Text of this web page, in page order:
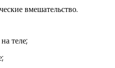
вмешательство.
теле;